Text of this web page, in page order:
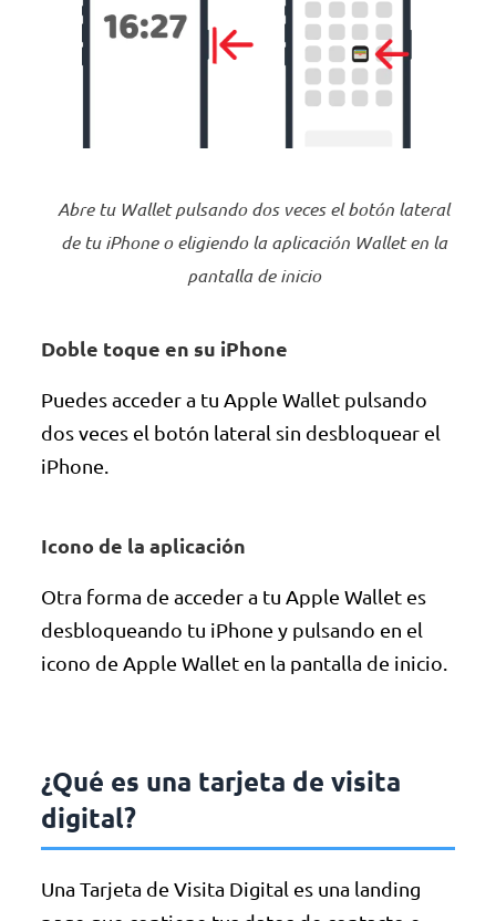
Abre tu Wallet pulsando dos veces el botón lateral
de tu iPhone o eligiendo la aplicación Wallet en la
pantalla de inicio
Doble toque en su iPhone
Puedes acceder a tu Apple Wallet pulsando
dos veces el botón lateral sin desbloquear el
iPhone.
Icono de la aplicación
Otra forma de acceder a tu Apple Wallet es
desbloqueando tu iPhone y pulsando en el
icono de Apple Wallet en la pantalla de inicio.
¿Qué es una tarjeta de visita
digital?
Una Tarjeta de Visita Digital es una landing